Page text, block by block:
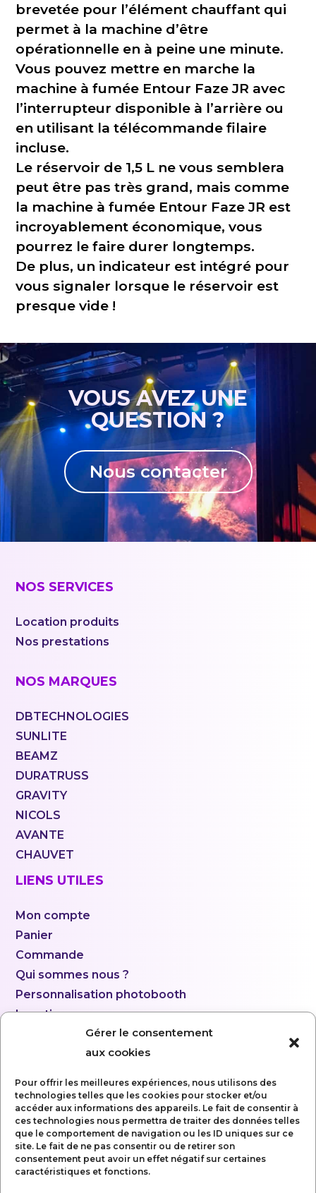
Gérer le consentement
aux cookies
Pour offrir les meilleures expériences, nous utilisons des
technologies telles que les cookies pour stocker et/ou
accéder aux informations des appareils. Le fait de consentir à
ces technologies nous permettra de traiter des données telles
que le comportement de navigation ou les ID uniques sur ce
site. Le fait de ne pas consentir ou de retirer son
consentement peut avoir un effet négatif sur certaines
caractéristiques et fonctions.
brevetée pour l’élément chauffant qui
permet à la machine d’être
opérationnelle en à peine une minute.
Vous pouvez mettre en marche la
machine à fumée Entour Faze JR avec
l’interrupteur disponible à l’arrière ou
en utilisant la télécommande filaire
incluse.
Le réservoir de 1,5 L ne vous semblera
peut être pas très grand, mais comme
la machine à fumée Entour Faze JR est
incroyablement économique, vous
pourrez le faire durer longtemps.
De plus, un indicateur est intégré pour
vous signaler lorsque le réservoir est
presque vide !
VOUS AVEZ UNE
QUESTION ?
Nous contacter
NOS SERVICES
Location produits
Nos prestations
NOS MARQUES
DBTECHNOLOGIES
SUNLITE
BEAMZ
DURATRUSS
GRAVITY
NICOLS
AVANTE
CHAUVET
LIENS UTILES
Mon compte
Panier
Commande
Qui sommes nous ?
Personnalisation photobooth
Location